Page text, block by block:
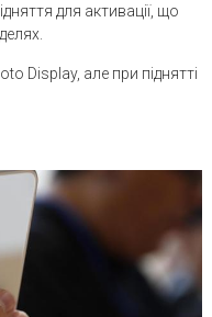
для активації, що
Display, але при піднятті